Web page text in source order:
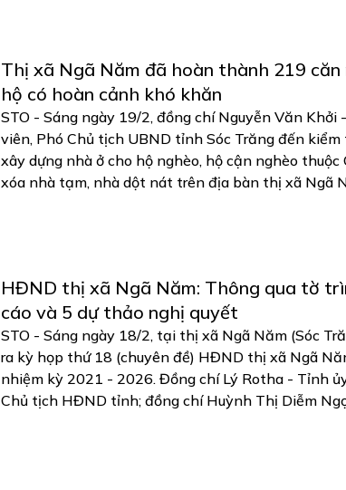
Thị xã Ngã Năm đã hoàn thành 219 căn
hộ có hoàn cảnh khó khăn
STO - Sáng ngày 19/2, đồng chí Nguyễn Văn Khởi
viên, Phó Chủ tịch UBND tỉnh Sóc Trăng đến
xây dựng nhà ở cho hộ nghèo, hộ cận nghèo
xóa nhà tạm, nhà dột nát trên địa bàn thị xã Ngã
HĐND thị xã Ngã Năm: Thông qua tờ
cáo và 5 dự thảo nghị quyết
STO - Sáng ngày 18/2, tại thị xã Ngã Năm (Sóc
ra kỳ họp thứ 18 (chuyên đề) HĐND thị xã Ngã
nhiệm kỳ 2021 - 2026. Đồng chí Lý Rotha - Tỉnh
Chủ tịch HĐND tỉnh; đồng chí Huỳnh Thị Diễm